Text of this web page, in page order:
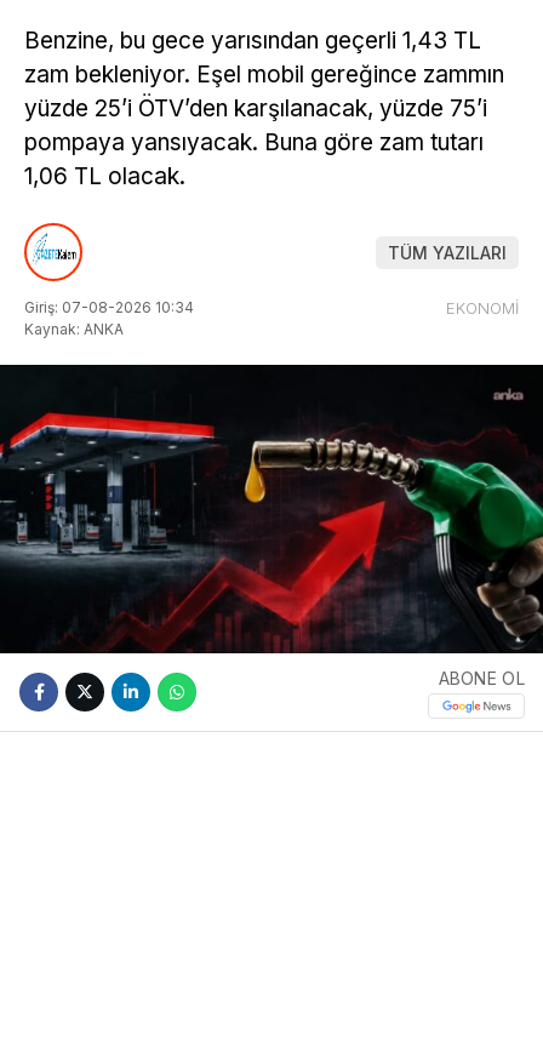
Benzine, bu gece yarısından geçerli 1,43 TL
zam bekleniyor. Eşel mobil gereğince zammın
yüzde 25’i ÖTV’den karşılanacak, yüzde 75’i
pompaya yansıyacak. Buna göre zam tutarı
1,06 TL olacak.
TÜM YAZILARI
Giriş: 07-08-2026 10:34
Kaynak: ANKA
EKONOMİ
ABONE OL